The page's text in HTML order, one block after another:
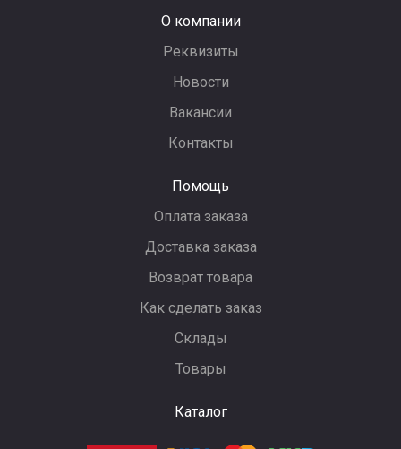
О компании
Реквизиты
Новости
Вакансии
Контакты
Помощь
Оплата заказа
Доставка заказа
Возврат товара
Как сделать заказ
Склады
Товары
Каталог